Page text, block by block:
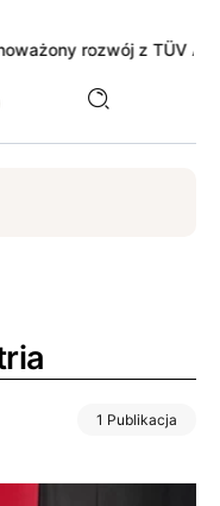
rozwój z TÜV
1 Publikacja